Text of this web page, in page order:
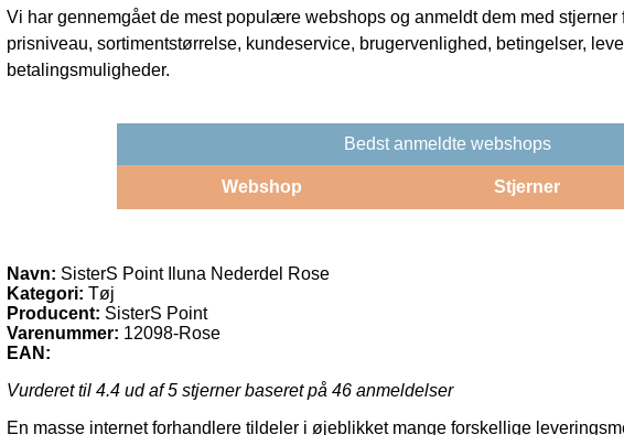
Vi har gennemgået de mest populære webshops og anmeldt dem med stjerner
prisniveau, sortimentstørrelse, kundeservice, brugervenlighed, betingelser,
betalingsmuligheder.
Bedst anmeldte webshops
Webshop Stjerner
Navn: SisterS Point Iluna Nederdel Rose
Kategori: Tøj
Producent: SisterS Point
Varenummer: 12098-Rose
EAN:
Vurderet til 4.4 ud af 5 stjerner baseret på 46 anmeldelser
En masse internet forhandlere tildeler i øjeblikket mange forskellige